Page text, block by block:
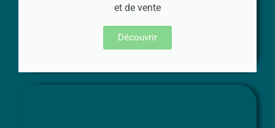
et de vente
Découvrir